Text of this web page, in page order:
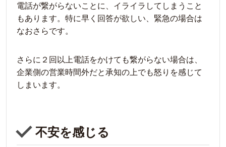
電話が繋がらないことに、イライラしてしまうこと
もあります。特に早く回答が欲しい、緊急の場合は
なおさらです。
さらに２回以上電話をかけても繋がらない場合は、
企業側の営業時間外だと承知の上でも怒りを感じて
しまいます。
不安を感じる